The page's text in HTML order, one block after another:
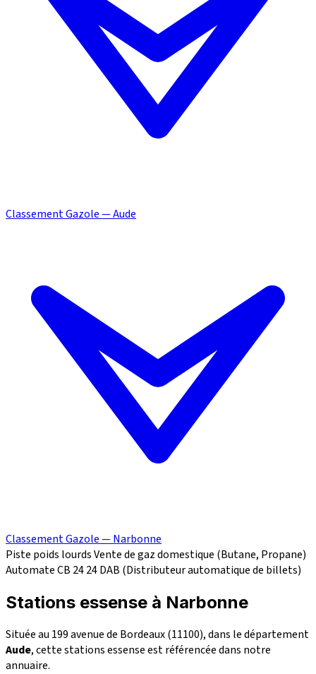
Classement Gazole — Aude
Classement Gazole — Narbonne
Piste poids lourdsVente de gaz domestique (Butane, Propane)
Automate CB 2424DAB (Distributeur automatique de billets)
Stations essense à Narbonne
Située au 199 avenue de Bordeaux (11100), dans le département
Aude, cette stations essense est référencée dans notre
annuaire.